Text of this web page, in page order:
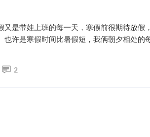
是带娃上班的每一天，寒假前很期待放假
许是寒假时间比暑假短，我俩朝夕相处的
2